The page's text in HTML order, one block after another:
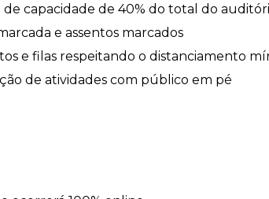
de capacidade de 40% do total do
e assentos marcados
e filas respeitando o distanciamento
de atividades com público em pé